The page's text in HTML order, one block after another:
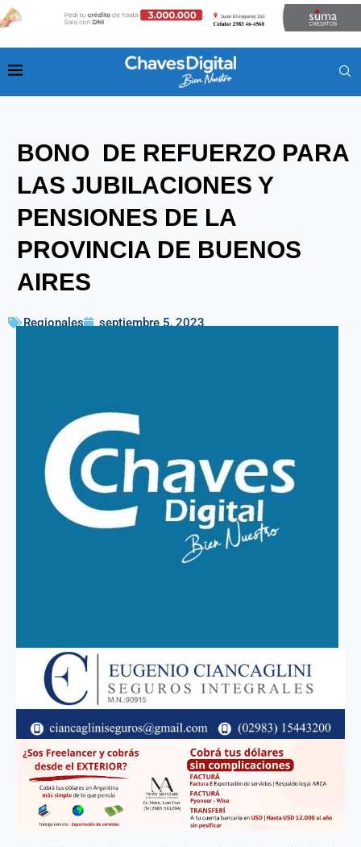
BONO DE REFUERZO PARA
LAS JUBILACIONES Y
PENSIONES DE LA
PROVINCIA DE BUENOS
AIRES
Regionales septiembre 5, 2023